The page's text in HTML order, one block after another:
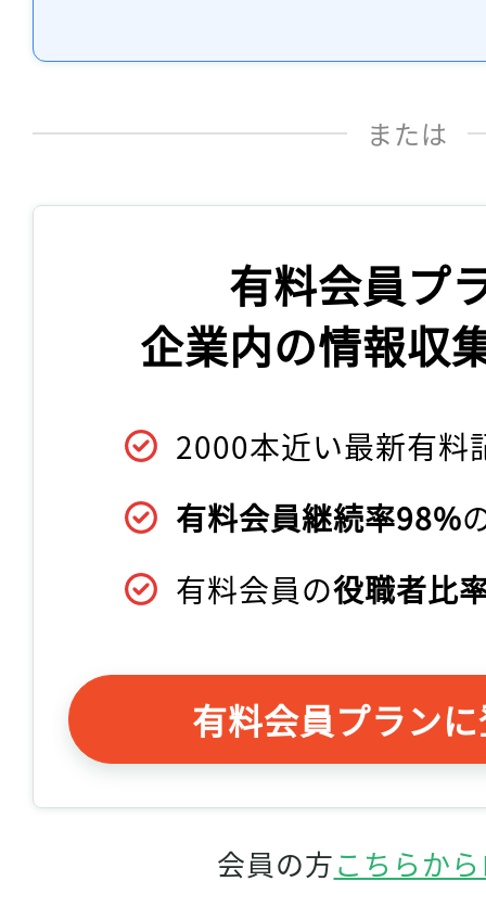
または
有料会員プ
企業内の情報収
2000本近い最新有料
有料会員継続率98%
有料会員の役職者比
有料会員プラン
会員の方こちらか